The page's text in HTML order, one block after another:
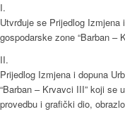
I.
Utvrđuje se Prijedlog Izmjena
gospodarske zone “Barban –
II.
Prijedlog Izmjena i dopuna
“Barban – Krvavci III” koji se
provedbu i grafički dio,